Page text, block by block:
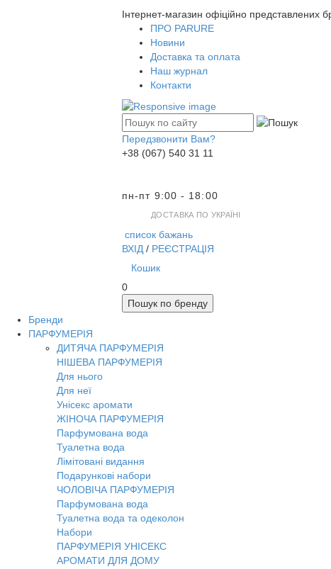
Інтернет-магазин офіційно представлених
ПРО PARURE
Новини
Доставка та оплата
Наш журнал
Контакти
Передзвонити Вам?
+38 (067) 540 31 11
пн-пт 9:00 - 18:00
ДОСТАВКА ПО УКРАЇНІ
список бажань
ВХІД / РЕЄСТРАЦІЯ
Кошик
0
Пошук по бренду
Бренди
ПАРФУМЕРІЯ
ДИТЯЧА ПАРФУМЕРІЯ
НІШЕВА ПАРФУМЕРІЯ
Для нього
Для неї
Унісекс аромати
ЖІНОЧА ПАРФУМЕРІЯ
Парфумована вода
Туалетна вода
Лімітовані видання
Подарункові набори
ЧОЛОВІЧА ПАРФУМЕРІЯ
Парфумована вода
Туалетна вода та одеколон
Набори
ПАРФУМЕРІЯ УНІСЕКС
АРОМАТИ ДЛЯ ДОМУ